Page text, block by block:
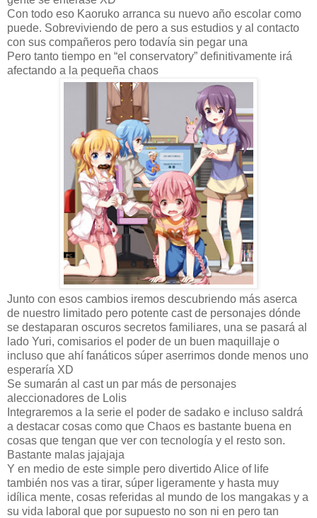
Con todo eso Kaoruko arranca su nuevo año escolar como
puede. Sobreviviendo de pero a sus estudios y al contacto
con sus compañeros pero todavía sin pegar una
Pero tanto tiempo en “el conservatory” definitivamente irá
afectando a la pequeña chaos
Junto con esos cambios iremos descubriendo más aserca
de nuestro limitado pero potente cast de personajes dónde
se destaparan oscuros secretos familiares, una se pasará al
lado Yuri, comisarios el poder de un buen maquillaje o
incluso que ahí fanáticos súper aserrimos donde menos uno
esperaría XD
Se sumarán al cast un par más de personajes
aleccionadores de Lolis
Integraremos a la serie el poder de sadako e incluso saldrá
a destacar cosas como que Chaos es bastante buena en
cosas que tengan que ver con tecnología y el resto son.
Bastante malas jajajaja
Y en medio de este simple pero divertido Alice of life
también nos vas a tirar, súper ligeramente y hasta muy
idílica mente, cosas referidas al mundo de los mangakas y a
su vida laboral que por supuesto no son ni en pero tan